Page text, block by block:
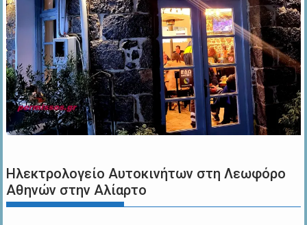
Ηλεκτρολογείο Αυτοκινήτων στη Λεωφόρο
Αθηνών στην Αλίαρτο